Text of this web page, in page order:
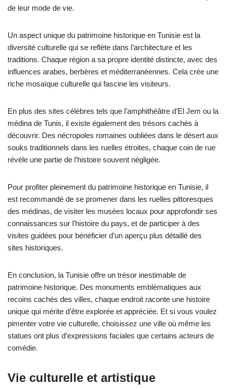
de leur mode de vie.
Un aspect unique du patrimoine historique en Tunisie est la
diversité culturelle qui se reflète dans l’architecture et les
traditions. Chaque région a sa propre identité distincte, avec des
influences arabes, berbères et méditerranéennes. Cela crée une
riche mosaïque culturelle qui fascine les visiteurs.
En plus des sites célèbres tels que l’amphithéâtre d’El Jem ou la
médina de Tunis, il existe également des trésors cachés à
découvrir. Des nécropoles romaines oubliées dans le désert aux
souks traditionnels dans les ruelles étroites, chaque coin de rue
révèle une partie de l’histoire souvent négligée.
Pour profiter pleinement du patrimoine historique en Tunisie, il
est recommandé de se promener dans les ruelles pittoresques
des médinas, de visiter les musées locaux pour approfondir ses
connaissances sur l’histoire du pays, et de participer à des
visites guidées pour bénéficier d’un aperçu plus détaillé des
sites historiques.
En conclusion, la Tunisie offre un trésor inestimable de
patrimoine historique. Des monuments emblématiques aux
recoins cachés des villes, chaque endroit raconte une histoire
unique qui mérite d’être explorée et appréciée. Et si vous voulez
pimenter votre vie culturelle, choisissez une ville où même les
statues ont plus d’expressions faciales que certains acteurs de
comédie.
Vie culturelle et artistique